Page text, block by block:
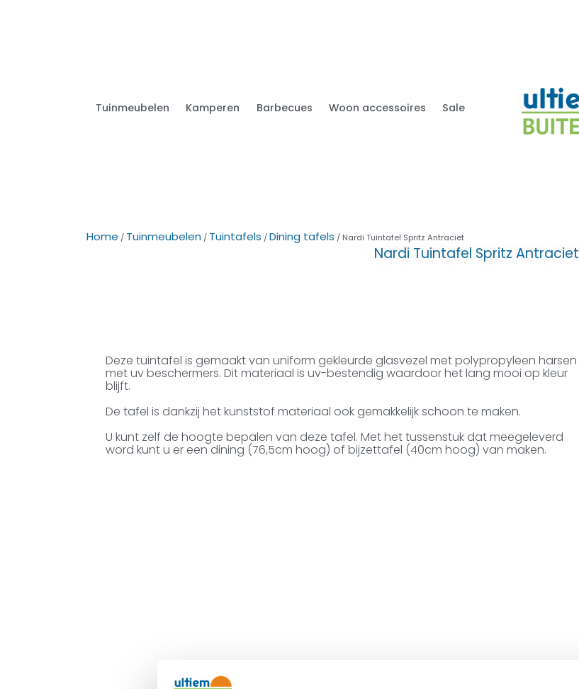
Tuinmeubelen Kamperen Barbecues Woon accessoires Sale
Home / Tuinmeubelen / Tuintafels /Dining tafels / Nardi Tuintafel Spritz Antraciet
Nardi Tuintafel Spritz Antraciet
Deze tuintafel is gemaakt van uniform gekleurde glasvezel met polypropyleen harsen
met uv beschermers. Dit materiaal is uv-bestendig waardoor het lang mooi op kleur
blijft.
De tafel is dankzij het kunststof materiaal ook gemakkelijk schoon te maken.
U kunt zelf de hoogte bepalen van deze tafel. Met het tussenstuk dat meegeleverd
word kunt u er een dining (76,5cm hoog) of bijzettafel (40cm hoog) van maken.